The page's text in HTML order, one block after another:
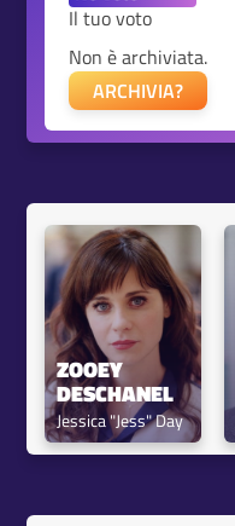
Il tuo voto
Non è archiviata.
ARCHIVIA?
ZOOEY
DESCHANEL
Jessica "Jess" Day